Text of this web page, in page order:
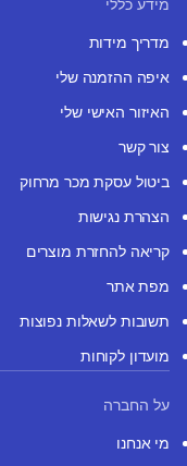
מידע כללי
מדריך מידות
איפה ההזמנה שלי
האיזור האישי שלי
צור קשר
ביטול עסקת מכר מרחוק
הצהרת נגישות
קריאה להחזרת מוצרים
מפת אתר
תשובות לשאלות נפוצות
מועדון לקוחות
על החברה
מי אנחנו